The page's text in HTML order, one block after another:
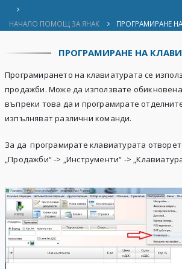
НАЧАЛО ПОМОЩ ЗА ЯНАК ПРОГРАМИРАНЕ
ПРОГРАМИРАНЕ НА
Програмирането на клавиатурата се
продажби. Може да използвате
въпреки това да и програмирате
изпълняват различни команди.
За да програмирате клавиатурата
„Продажби“-> „Инструменти“ ->